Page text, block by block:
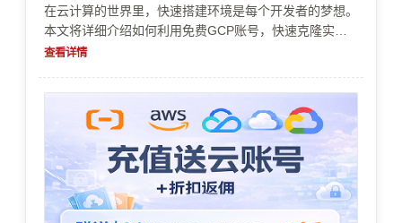
在云计算的世界里，快速搭建环境是每个开发者的梦想。
本文将详细介绍如何利用免费GCP账号，快速克隆实
例，帮助你省时省力地部署应用，无需复杂操作，轻松玩
找到实用技巧，让你的开发之路更加顺畅。
查看详情